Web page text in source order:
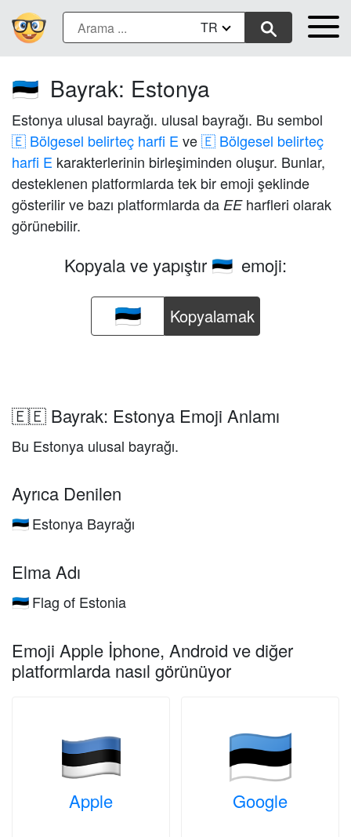
TR
🇪🇪 Bayrak: Estonya
Estonya ulusal bayrağı. ulusal bayrağı. Bu sembol
🇪 Bölgesel belirteç harfi E ve🇪 Bölgesel belirteç
harfi E karakterlerinin birleşiminden oluşur. Bunlar,
desteklenen platformlarda tek bir emoji şeklinde
gösterilir ve bazı platformlarda da EEharfleri olarak
görünebilir.
Kopyala ve yapıştır 🇪🇪 emoji:
Kopyalamak
🇪🇪 Bayrak: Estonya Emoji Anlamı
Bu Estonya ulusal bayrağı.
Ayrıca Denilen
🇪🇪 Estonya Bayrağı
Elma Adı
🇪🇪 Flag of Estonia
Emoji Apple İphone, Android ve diğer
platformlarda nasıl görünüyor
Apple Google